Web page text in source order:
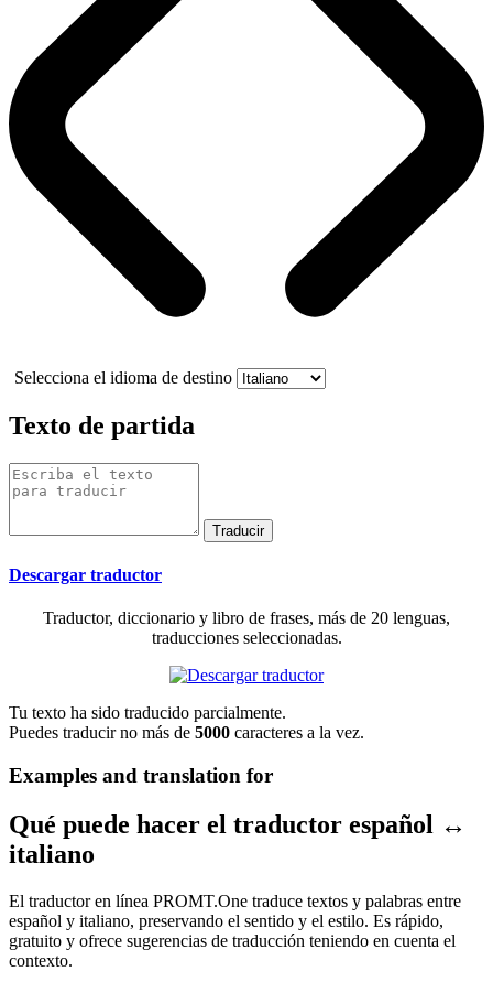
Selecciona el idioma de destino
Texto de partida
Descargar traductor
Traductor, diccionario y libro de frases, más de 20 lenguas,
traducciones seleccionadas.
Tu texto ha sido traducido parcialmente.
Puedes traducir no más de 5000 caracteres a la vez.
Examples and translation for
Qué puede hacer el traductor español ↔
italiano
El traductor en línea PROMT.One traduce textos y palabras entre
español y italiano, preservando el sentido y el estilo. Es rápido,
gratuito y ofrece sugerencias de traducción teniendo en cuenta el
contexto.